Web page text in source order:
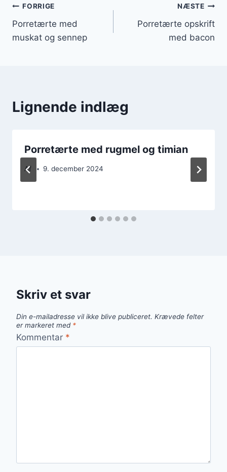
Indlægsnavigation
FORRIGE
Porretærte med
muskat og sennep
NÆSTE
Porretærte opskrift
med bacon
Lignende indlæg
Porretærte med rugmel og timian
Af 9. december 2024
Skriv et svar
Din e-mailadresse vil ikke blive publiceret. Krævede felter
er markeret med *
Kommentar *